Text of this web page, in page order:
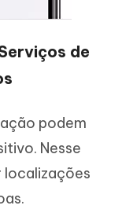
de
podem
Nesse
localizações